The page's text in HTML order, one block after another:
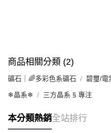
商品相關分類 (2)
礦石｜🌈多彩色系礦石 碧璽/電
❄晶系❄ 三方晶系 § 專注
本分類熱銷全站排行